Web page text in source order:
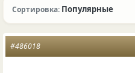
Сортировка: Популярные
#486018